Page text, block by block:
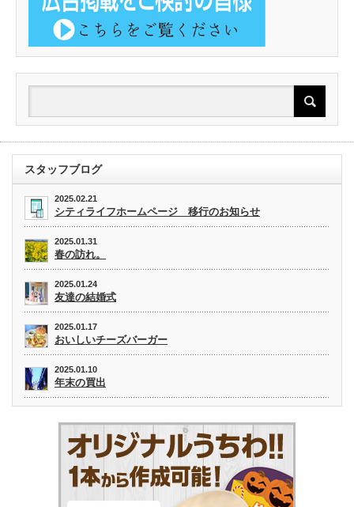
スタッフブログ
2025.02.21
シティライフホームページ 移行のお知らせ
2025.01.31
春の訪れ。
2025.01.24
友達の結婚式
2025.01.17
おいしいチーズバーガー
2025.01.10
年末の買出